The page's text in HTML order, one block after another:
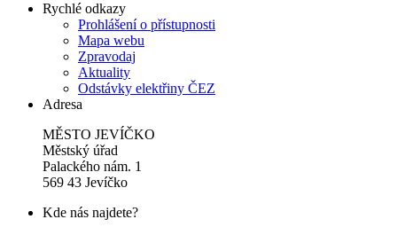
Rychlé odkazy
Prohlášení o přístupnosti
Mapa webu
Zpravodaj
Aktuality
Odstávky elektřiny ČEZ
Adresa
MĚSTO JEVÍČKO
Městský úřad
Palackého nám. 1
569 43 Jevíčko
Kde nás najdete?